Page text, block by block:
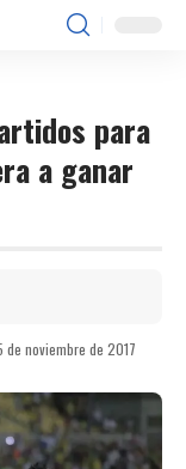
para
a ganar
de noviembre de 2017